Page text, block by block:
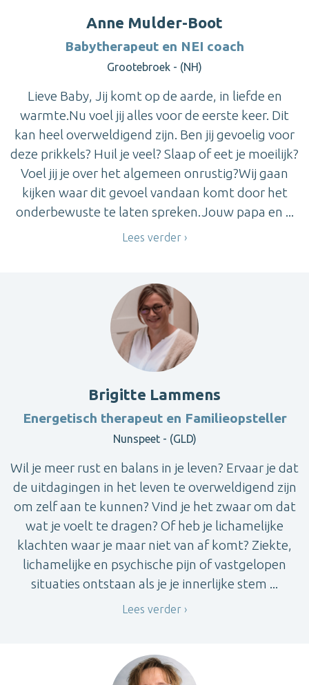
Anne Mulder-Boot
Babytherapeut en NEI coach
Grootebroek - (NH)
Lieve Baby, Jij komt op de aarde, in liefde en
warmte.Nu voel jij alles voor de eerste keer. Dit
kan heel overweldigend zijn. Ben jij gevoelig voor
deze prikkels? Huil je veel? Slaap of eet je moeilijk?
Voel jij je over het algemeen onrustig?Wij gaan
kijken waar dit gevoel vandaan komt door het
onderbewuste te laten spreken.Jouw papa en ...
Lees verder
Brigitte Lammens
Energetisch therapeut en Familieopsteller
Nunspeet - (GLD)
Wil je meer rust en balans in je leven? Ervaar je dat
de uitdagingen in het leven te overweldigend zijn
om zelf aan te kunnen? Vind je het zwaar om dat
wat je voelt te dragen? Of heb je lichamelijke
klachten waar je maar niet van af komt? Ziekte,
lichamelijke en psychische pijn of vastgelopen
situaties ontstaan als je je innerlijke stem ...
Lees verder